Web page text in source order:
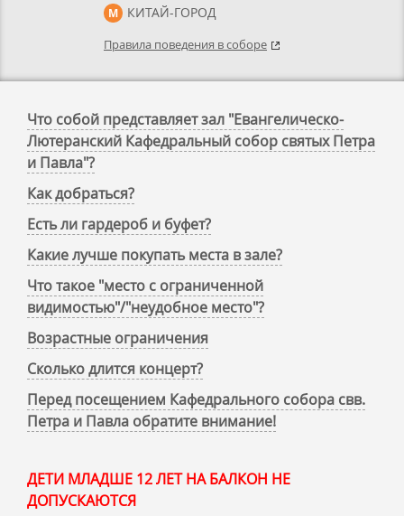
М КИТАЙ-ГОРОД
Правила поведения в соборе
Что собой представляет зал "Евангелическо-
Лютеранский Кафедральный собор святых Петра
и Павла"?
Как добраться?
Есть ли гардероб и буфет?
Какие лучше покупать места в зале?
Что такое "место с ограниченной
видимостью"/"неудобное место"?
Возрастные ограничения
Сколько длится концерт?
Перед посещением Кафедрального собора свв.
Петра и Павла обратите внимание!
ДЕТИ МЛАДШЕ 12 ЛЕТ НА БАЛКОН НЕ
ДОПУСКАЮТСЯ